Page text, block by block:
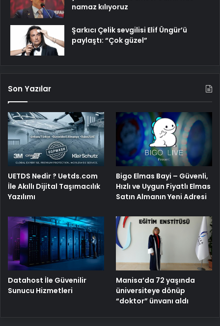
namaz kılıyoruz
Şarkıcı Çelik sevgilisi Elif Üngür’ü
paylaştı: “Çok güzel”
Son Yazılar
UETDS Nedir ? Uetds.com
İle Akıllı Dijital Taşımacılık
Yazılımı
Bigo Elmas Bayi – Güvenli,
Hızlı ve Uygun Fiyatlı Elmas
Satın Almanın Yeni Adresi
Datahost İle Güvenilir
Sunucu Hizmetleri
Manisa’da 72 yaşında
üniversiteye dönüp
“doktor” ünvanı aldı